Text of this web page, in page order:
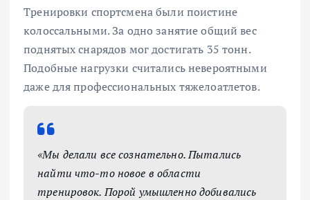
Тренировки спортсмена были поистине
колоссальными. За одно занятие общий вес
поднятых снарядов мог достигать 35 тонн.
Подобные нагрузки считались невероятными
даже для профессиональных тяжелоатлетов.
«Мы делали все сознательно. Пытались
найти что-то новое в области
тренировок. Порой умышленно добивались